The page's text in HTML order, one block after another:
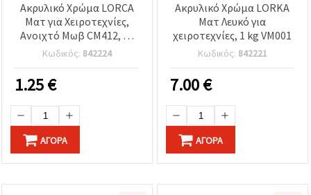
Ακρυλικό Χρώμα LORCA
Ματ για Χειροτεχνίες,
Ανοιχτό Μωβ CM412, 75
ml
Κωδικός: 842224
1.25€
ΑΓΟΡΆ
Ακρυλικό Χρώμα LORKA
Ματ Λευκό για
χειροτεχνίες, 1 kg VM001
Κωδικός: 842221
7.00€
ΑΓΟΡΆ